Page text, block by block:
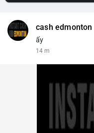
cash edmonton
ấy
14 m